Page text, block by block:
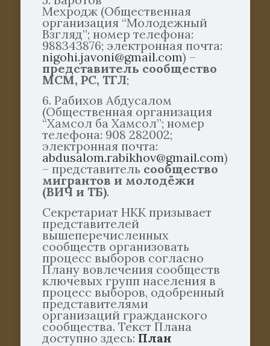
Мехродж (Общественная
организация “Молодежный
Взгляд”; номер телефона:
988343876; электронная почта:
nigohi.javoni@gmail.com) –
представитель сообщество
МСМ, РС, ТГЛ;
6. Рабихов Абдусалом
(Общественная организация
“Хамсол ба Хамсол”; номер
телефона: 908 282002;
электронная почта:
abdusalom.rabikhov@gmail.com)
– представитель сообщество
мигрантов и молодёжи
(ВИЧ и ТБ).
Секретариат НКК призывает
представителей
вышеперечисленных
сообществ организовать
процесс выборов согласно
Плану вовлечения сообществ
ключевых групп населения в
процесс выборов, одобренный
представителями
организаций гражданского
сообщества. Текст Плана
доступно здесь: План